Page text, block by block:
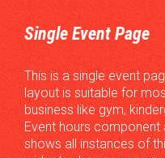
Single Event Page
This is a single event
layout is suitable for
business like gym,
Event hours
shows all instances of